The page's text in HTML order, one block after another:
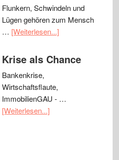
Flunkern, Schwindeln und
Lügen gehören zum Mensch
… [Weiterlesen...]
Krise als Chance
Bankenkrise,
Wirtschaftsflaute,
ImmobilienGAU - …
[Weiterlesen...]